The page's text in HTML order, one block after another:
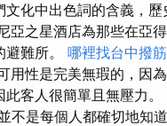
文化中出色詞的含義，歷
亞之星酒店為那些在亞
避難所。 哪裡找台中撥筋
用性是完美無瑕的，因
此客人很簡單且無壓力。
不是每個人都確切地知